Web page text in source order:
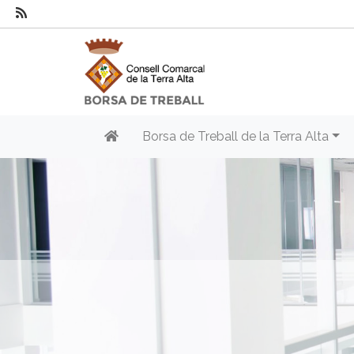
Borsa de Treball de la Terra Alta